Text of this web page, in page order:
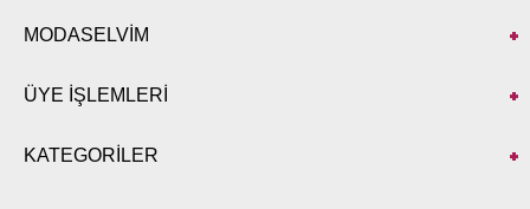
MODASELVİM
ÜYE İŞLEMLERİ
KATEGORİLER